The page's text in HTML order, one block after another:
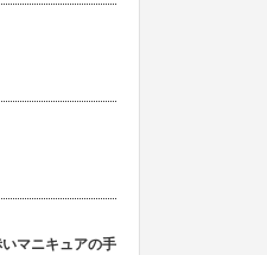
マニキュアの手